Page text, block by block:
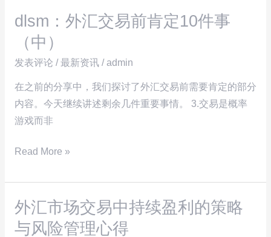
易
统，
简
单
实
用
上
dlsm：外汇交易前肯定10件事
（中）
发表评论 /最新资讯/admin
在之前的分享中，我们探讨了外汇交易前需要肯定的部分
内容。今天继续讲述剩余几件重要事情。 3.交易是概率
游戏而非
dlsm：
交
易
前
肯
10
（中）
Read More »
外汇市场交易中持续盈利的策略
与风险管理心得
外
汇